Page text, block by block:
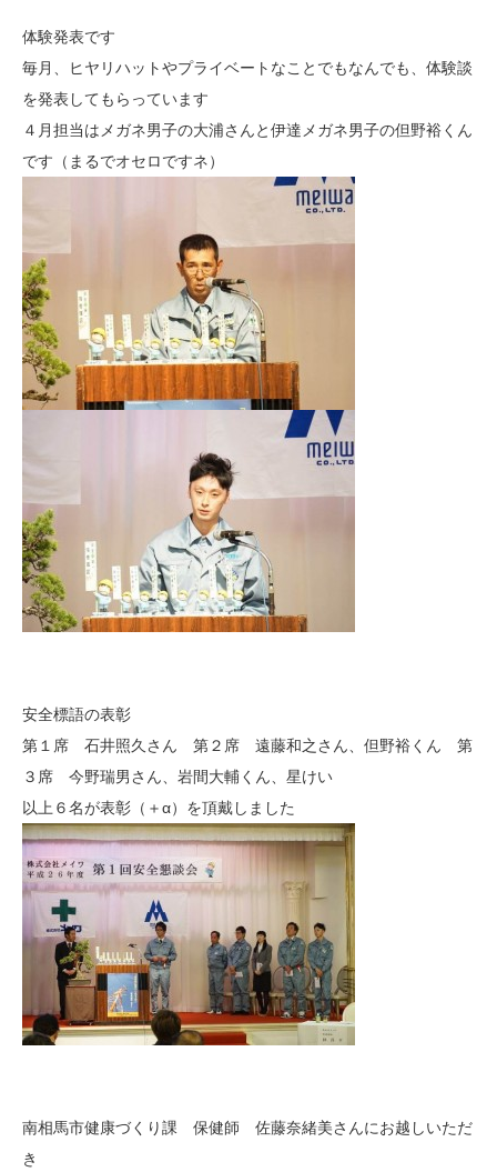
体験発表です
毎月、ヒヤリハットやプライベートなことでもなんでも、体験談
を発表してもらっています
４月担当はメガネ男子の大浦さんと伊達メガネ男子の但野裕くん
です（まるでオセロですネ）
安全標語の表彰
第１席 石井照久さん 第２席 遠藤和之さん、但野裕くん 第
３席 今野瑞男さん、岩間大輔くん、星けい
以上６名が表彰（＋α）を頂戴しました
南相馬市健康づくり課 保健師 佐藤奈緒美さんにお越しいただ
き